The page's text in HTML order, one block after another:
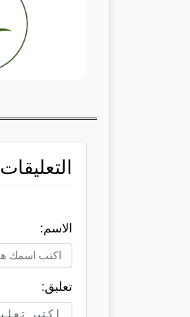
التعليقات
الاسم:
تعلبق: